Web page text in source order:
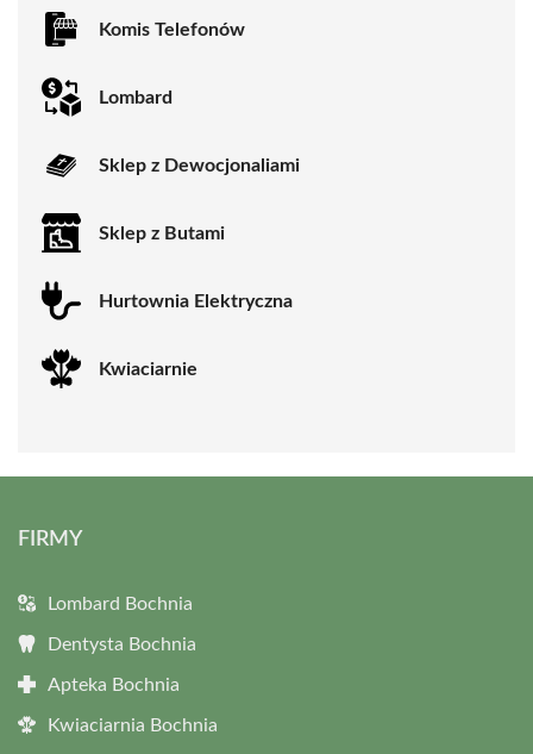
Komis Telefonów
Lombard
Sklep z Dewocjonaliami
Sklep z Butami
Hurtownia Elektryczna
Kwiaciarnie
FIRMY
Lombard Bochnia
Dentysta Bochnia
Apteka Bochnia
Kwiaciarnia Bochnia